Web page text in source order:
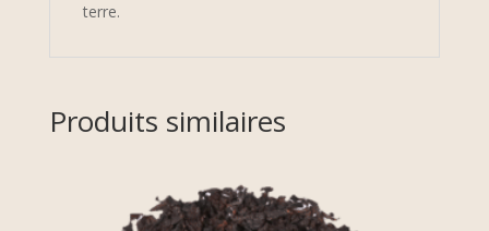
terre.
Produits similaires